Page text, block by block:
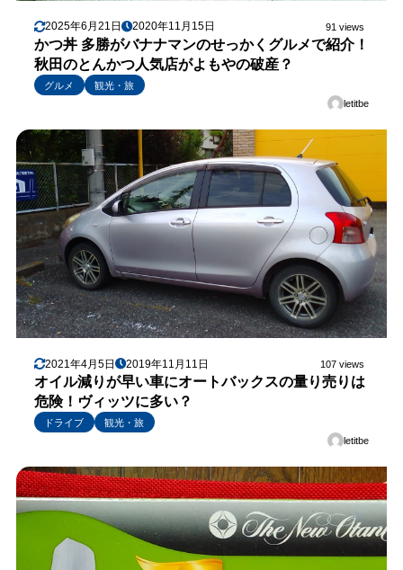
2025年6月21日 2020年11月15日 91 views
かつ丼 多勝がバナナマンのせっかくグルメで紹介！
秋田のとんかつ人気店がよもやの破産？
グルメ
観光・旅
letitbe
2021年4月5日 2019年11月11日 107 views
オイル減りが早い車にオートバックスの量り売りは
危険！ヴィッツに多い？
ドライブ
観光・旅
letitbe